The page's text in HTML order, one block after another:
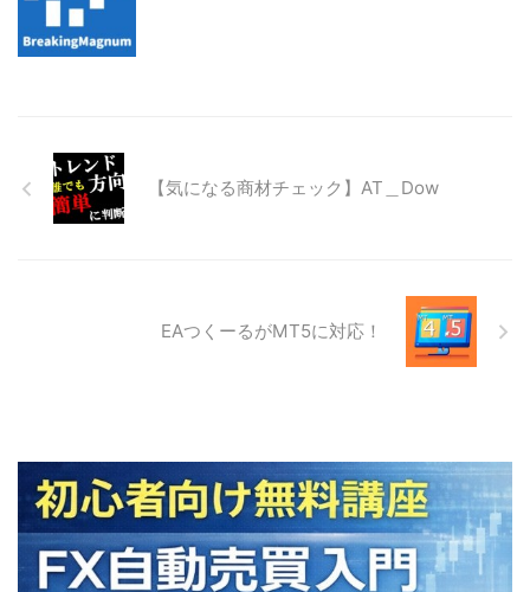
【気になる商材チェック】AT＿Dow
EAつくーるがMT5に対応！